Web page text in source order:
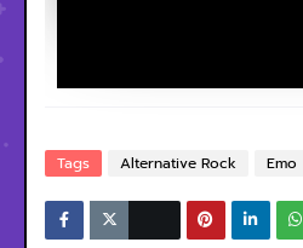
Tags Alternative Rock Emo